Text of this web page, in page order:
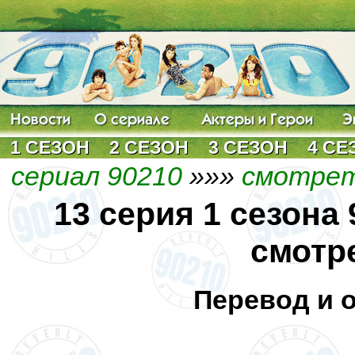
1 СЕЗОН 2 СЕЗОН 3 СЕЗОН 4
сериал 90210 »»»
13 серия 1
Перевод и